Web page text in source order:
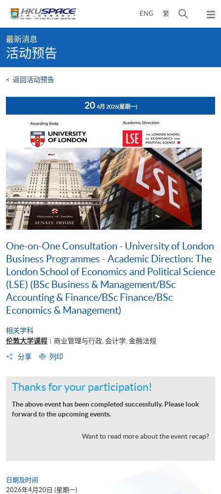
content
ENG 繁
开
弹
出
content
start
最新消息
活动预告
< 返回活动预告
20 4月 2026(星期一)
One-on-One Consultation - University of London
Business Programmes - Academic Direction: The
London School of Economics and Political Science
(LSE) (BSc Business & Management/BSc
Accounting & Finance/BSc Finance/BSc
Economics & Management)
相关学科
伦敦大学课程 | 商业管理与行政, 会计学, 金融法规
分享
列印
Thanks for your participation!
The above event has been completed successfully. Please look
forward to the upcoming events.
Want to read more about the event recap?
日期及时间
2026年4月20日 (星期一)